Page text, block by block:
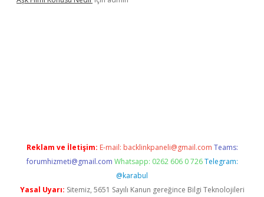
Reklam ve İletişim: E-mail: backlinkpaneli@gmail.com Teams:
forumhizmeti@gmail.com Whatsapp: 0262 606 0 726 Telegram:
@karabul
Yasal Uyarı: Sitemiz, 5651 Sayılı Kanun gereğince Bilgi Teknolojileri